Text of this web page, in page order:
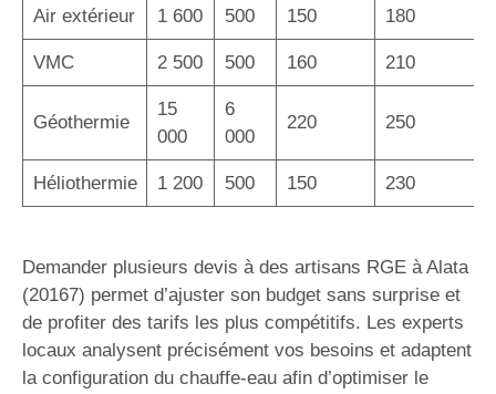
Air extérieur 1 600 500 150 180
VMC 2 500 500 160 210
Géothermie
15
000
6
000
220 250
Héliothermie 1 200 500 150 230
Demander plusieurs devis à des artisans RGE à Alata
(20167) permet d’ajuster son budget sans surprise et
de profiter des tarifs les plus compétitifs. Les experts
locaux analysent précisément vos besoins et adaptent
la configuration du chauffe-eau afin d’optimiser le